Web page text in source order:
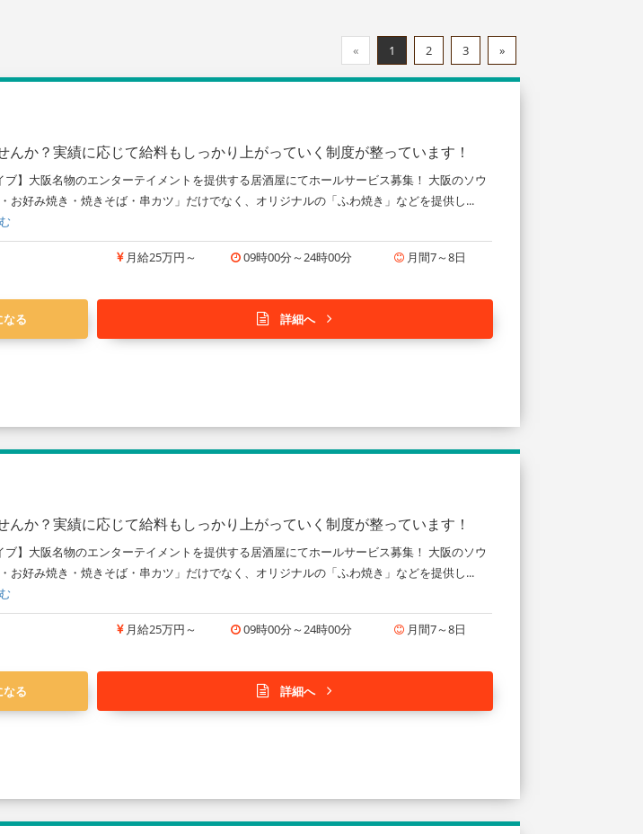
« 1 2 3 »
か？実績に応じて給料もしっかり上がっていく制度が整っています！
ブ】大阪名物のエンターテイメントを提供する居酒屋にてホールサービス募集！ 大阪のソウ
お好み焼き・焼きそば・串カツ」だけでなく、オリジナルの「ふわ焼き」などを提供し...
月給25万円～ 09時00分～24時00分 月間7～8日
る 詳細へ
か？実績に応じて給料もしっかり上がっていく制度が整っています！
ブ】大阪名物のエンターテイメントを提供する居酒屋にてホールサービス募集！ 大阪のソウ
お好み焼き・焼きそば・串カツ」だけでなく、オリジナルの「ふわ焼き」などを提供し...
月給25万円～ 09時00分～24時00分 月間7～8日
る 詳細へ